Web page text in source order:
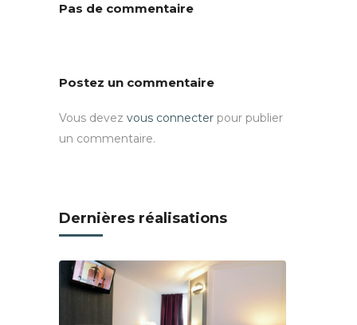
Pas de commentaire
Postez un commentaire
Vous devez vous connecter pour publier
un commentaire.
Dernières réalisations